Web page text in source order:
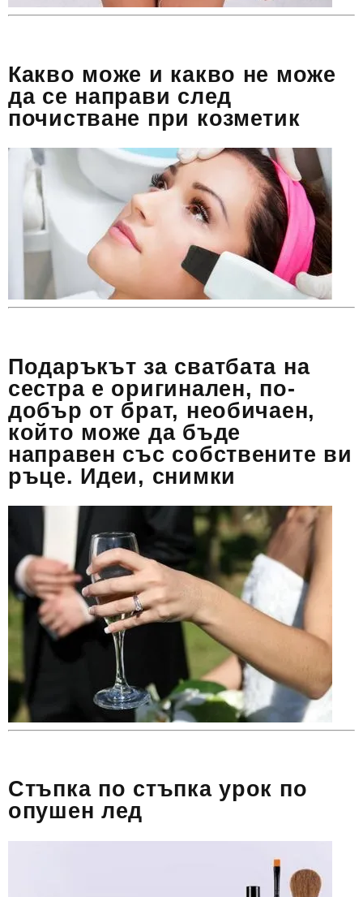
Какво може и какво не може
да се направи след
почистване при козметик
Подаръкът за сватбата на
сестра е оригинален, по-
добър от брат, необичаен,
който може да бъде
направен със собствените ви
ръце. Идеи, снимки
Стъпка по стъпка урок по
опушен лед